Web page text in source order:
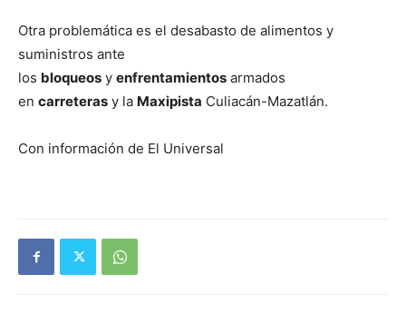
Otra problemática es el desabasto de alimentos y
suministros ante
los bloqueos y enfrentamientos armados
en carreteras y la Maxipista Culiacán-Mazatlán.
Con información de El Universal